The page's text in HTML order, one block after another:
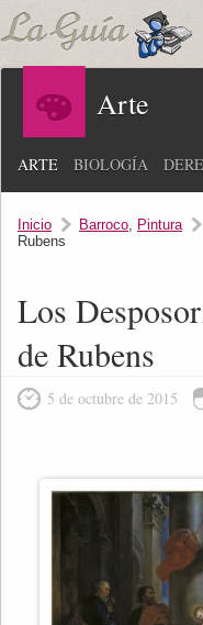
Arte
ARTE BIOLOGÍA
Inicio Barroco, Pintura
Rubens
Los
de Rubens
5 de octubre de 2015